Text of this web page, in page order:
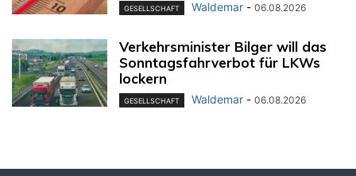
GESELLSCHAFT Waldemar - 06.08.2026
Verkehrsminister Bilger will das
Sonntagsfahrverbot für LKWs
lockern
GESELLSCHAFT Waldemar - 06.08.2026